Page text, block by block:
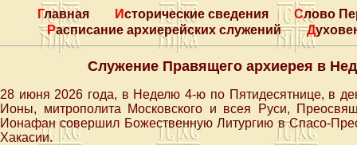
Главная Исторические сведения
Слово
Расписание архиерейских служений
Служение Правящего архиерея в
28 июня 2026 года, в Неделю 4-ю по Пятидесятнице, в
Ионы, митрополита Московского и всея Руси,
Ионафан совершил Божественную Литургию в Спасо-
Хакасии.